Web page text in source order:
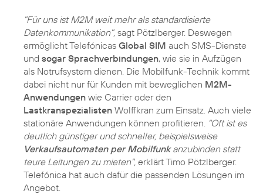
"Für uns ist M2M weit mehr als standardisierte
Datenkommunikation", sagt Pötzlberger. Deswegen
ermöglicht Telefónicas Global SIM auch SMS-Dienste
und sogar Sprachverbindungen, wie sie in Aufzügen
als Notrufsystem dienen. Die Mobilfunk-Technik kommt
dabei nicht nur für Kunden mit beweglichen M2M-
Anwendungen wie Carrier oder den
Lastkranspezialisten Wolffkran zum Einsatz. Auch viele
stationäre Anwendungen können profitieren. "Oft ist es
deutlich günstiger und schneller, beispielsweise
Verkaufsautomaten per Mobilfunkanzubinden statt
teure Leitungen zu mieten", erklärt Timo Pötzlberger.
Telefónica hat auch dafür die passenden Lösungen im
Angebot.